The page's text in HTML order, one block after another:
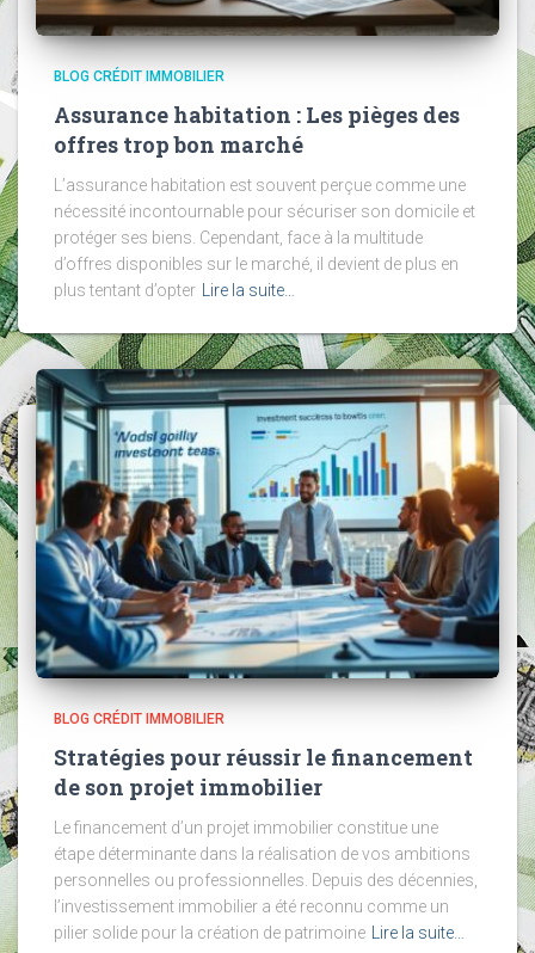
BLOG CRÉDIT IMMOBILIER
Assurance habitation : Les pièges des
offres trop bon marché
L’assurance habitation est souvent perçue comme une
nécessité incontournable pour sécuriser son domicile et
protéger ses biens. Cependant, face à la multitude
d’offres disponibles sur le marché, il devient de plus en
plus tentant d’opter Lire la suite…
BLOG CRÉDIT IMMOBILIER
Stratégies pour réussir le financement
de son projet immobilier
Le financement d’un projet immobilier constitue une
étape déterminante dans la réalisation de vos ambitions
personnelles ou professionnelles. Depuis des décennies,
l’investissement immobilier a été reconnu comme un
pilier solide pour la création de patrimoine
Lire la suite…